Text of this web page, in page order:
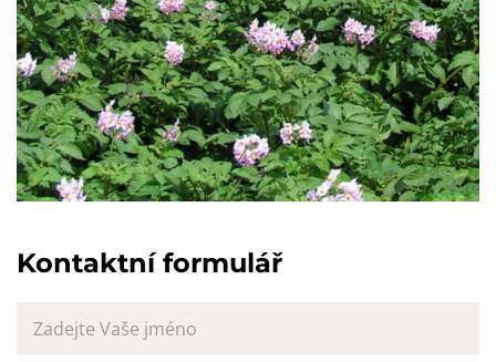
Kontaktní formulář